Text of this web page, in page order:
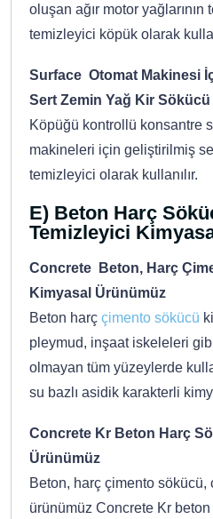
oluşan ağır motor
temizleyici köpük olarak
Surface Otomat Makinesi
Sert Zemin Yağ Kir
Köpüğü kontrollü konsantre
makineleri için geliştirilmiş
temizleyici olarak kullanılır.
E) Beton Harç
Temizleyici
Concrete Beton, Harç
Kimyasal Ürünümüz
Beton harç çimento sökücü
pleymud, inşaat iskeleleri
olmayan tüm yüzeylerde
su bazlı asidik karakterli
Concrete Kr Beton Harç
Ürünümüz
Beton, harç çimento sökücü,
ürünümüz Concrete Kr